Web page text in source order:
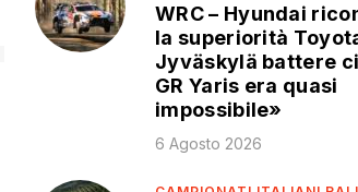
WRC – Hyundai
la superiorità
Jyväskylä battere
GR Yaris era quasi
impossibile»
6 Agosto 2026